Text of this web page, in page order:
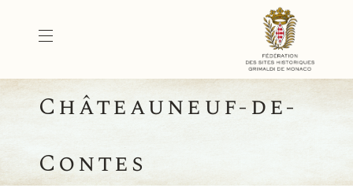
Châteauneuf-de-
Contes